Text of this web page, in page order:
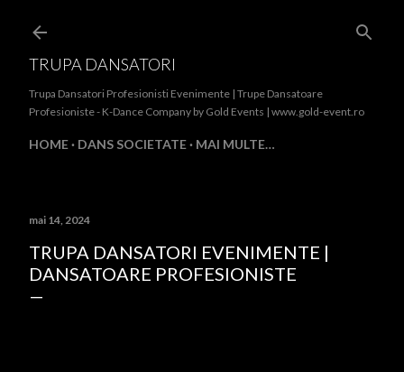
TRUPA DANSATORI
Trupa Dansatori Profesionisti Evenimente | Trupe Dansatoare
Profesioniste - K-Dance Company by Gold Events | www.gold-event.ro
HOME DANS SOCIETATE MAI MULTE…
mai 14, 2024
TRUPA DANSATORI EVENIMENTE |
DANSATOARE PROFESIONISTE